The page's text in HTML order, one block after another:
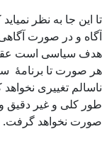
تا این جا به نظر
آگاه و در صورت
هدف سیاسی است
هر صورت تا برنامۀ
ناسالم تغییری
طور کلی و غیر دقیق و
صورت نخواهد گرفت.